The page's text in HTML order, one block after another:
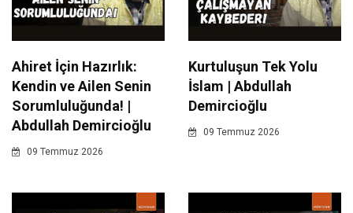
Ahiret İçin Hazırlık:
Kendin ve Ailen Senin
Sorumluluğunda! |
Abdullah Demircioğlu
09 Temmuz 2026
Kurtuluşun Tek Yolu
İslam | Abdullah
Demircioğlu
09 Temmuz 2026